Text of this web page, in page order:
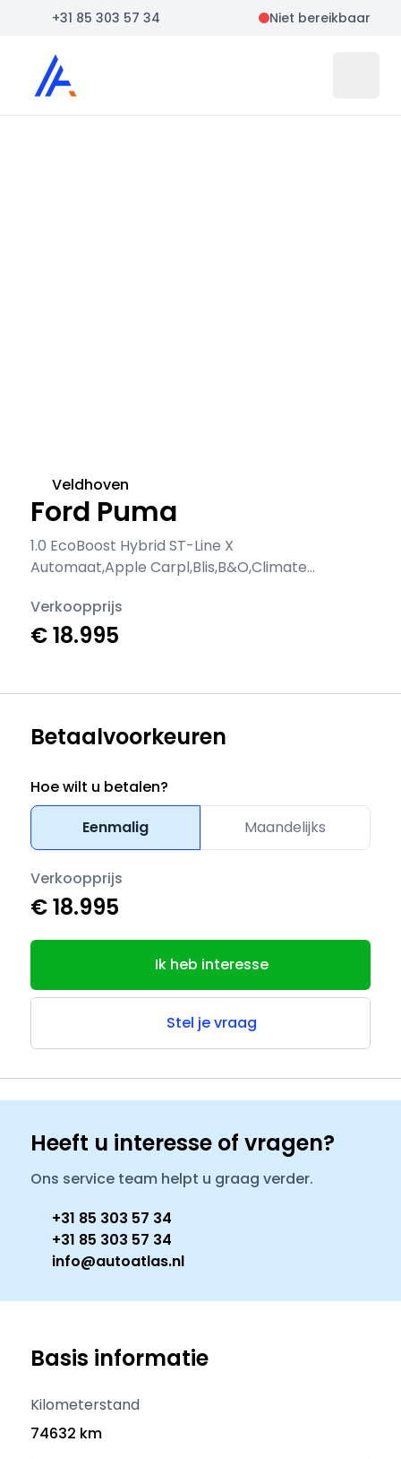
+31 85 303 57 34 Niet bereikbaar
Auto Atlas
Ford Puma
1.0 EcoBoost Hybrid ST-Line X
Automaat,Apple Carpl,Blis,B&O,Climate
Leder/alcantar
Veldhoven
Verkoopprijs
€ 18.995
Betaalvoorkeuren
Hoe wilt u betalen?
Eenmalig
Maandelijks
Verkoopprijs
€ 18.995
Ik heb interesse
Stel je vraag
Heeft u interesse of vragen?
Ons service team helpt u graag verder.
+31 85 303 57 34
+31 85 303 57 34
info@autoatlas.nl
Basis informatie
Kilometerstand
74632 km